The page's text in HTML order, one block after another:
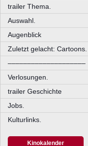
trailer Thema.
Auswahl.
Augenblick
Zuletzt gelacht: Cartoons.
––––––––––––––––––––
Verlosungen.
trailer Geschichte
Jobs.
Kulturlinks.
Kinokalender